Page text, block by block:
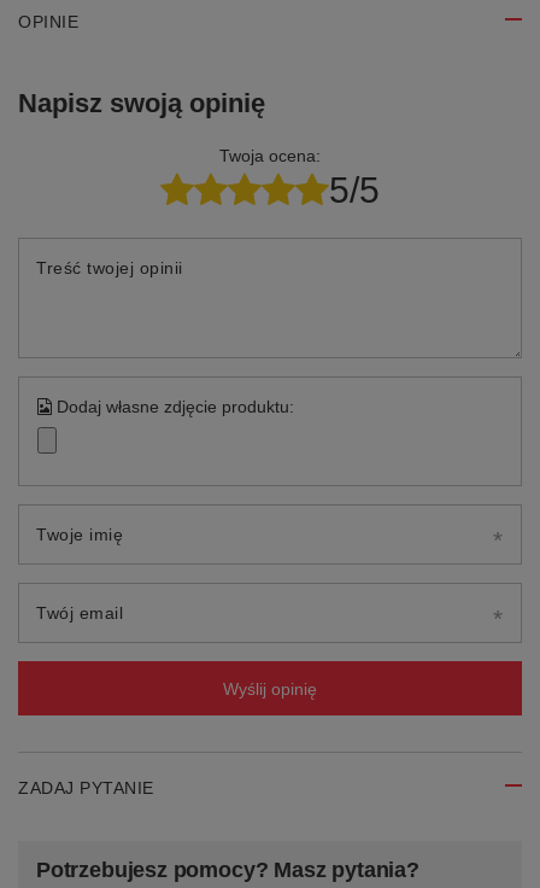
OPINIE
Napisz swoją opinię
Twoja ocena:
5/5
Treść twojej opinii
Dodaj własne zdjęcie produktu:
Twoje imię
Twój email
Wyślij opinię
ZADAJ PYTANIE
Potrzebujesz pomocy? Masz pytania?